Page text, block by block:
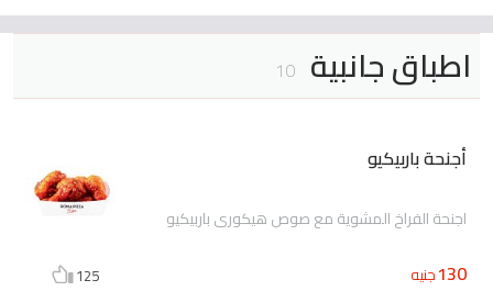
اطباق جانبية 10
أجنحة باربيكيو
اجنحة الفراخ المشوية مع صوص هيكوري باربيكيو
130جنيه 125